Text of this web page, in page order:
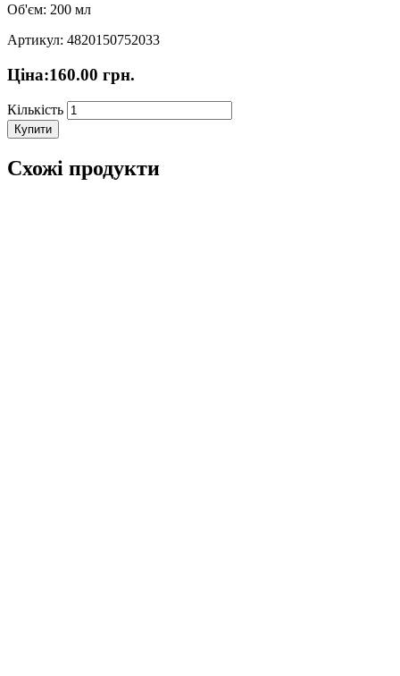
Об'єм: 200 мл
Артикул: 4820150752033
Ціна:160.00 грн.
Кількість
Купити
Схожі продукти